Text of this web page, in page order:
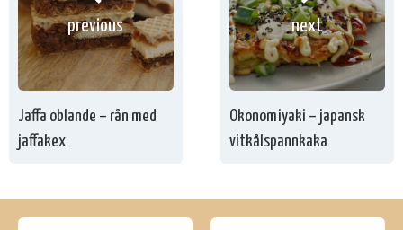
previous
Jaffa oblande – rån med
jaffakex
next
Okonomiyaki – japansk
vitkålspannkaka